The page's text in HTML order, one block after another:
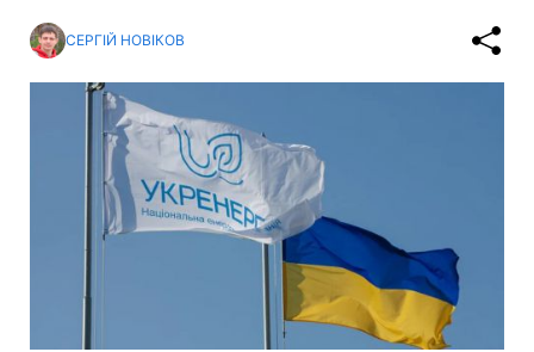
СЕРГІЙ НОВІКОВ